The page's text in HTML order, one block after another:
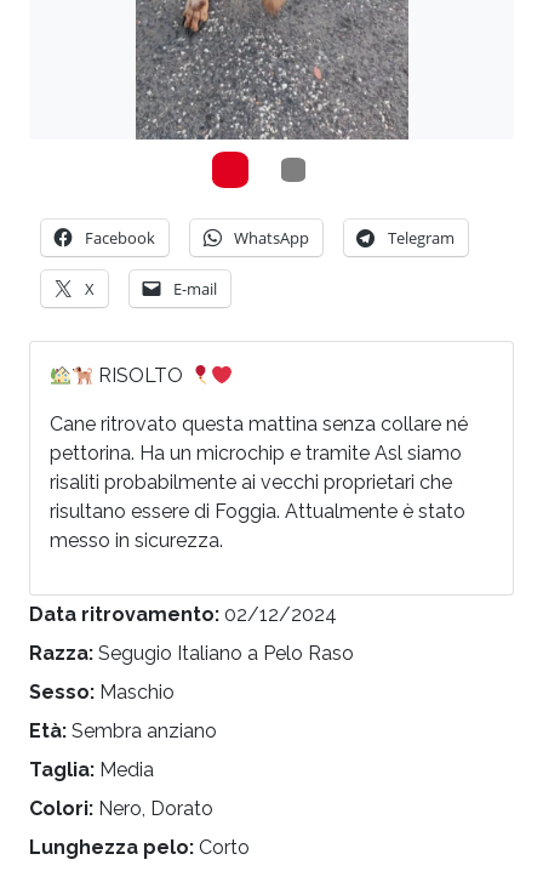
Facebook WhatsApp Telegram
X E-mail
RISOLTO
Cane ritrovato questa mattina senza collare né
pettorina. Ha un microchip e tramite Asl siamo
risaliti probabilmente ai vecchi proprietari che
risultano essere di Foggia. Attualmente è stato
messo in sicurezza.
Data ritrovamento: 02/12/2024
Razza: Segugio Italiano a Pelo Raso
Sesso: Maschio
Età: Sembra anziano
Taglia: Media
Colori: Nero, Dorato
Lunghezza pelo: Corto